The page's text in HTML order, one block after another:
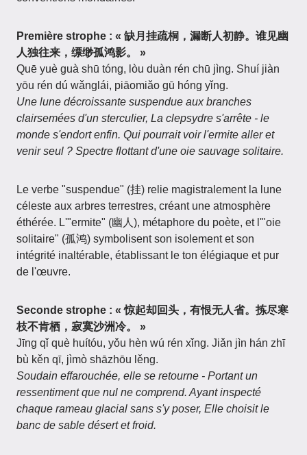
Première strophe : « 缺月挂疏桐，漏断人初静。谁见幽
人独往来，缥缈孤鸿影。 »
Quē yuè guà shū tóng, lòu duàn rén chū jìng. Shuí jiàn
yōu rén dú wǎnglái, piāomiǎo gū hóng yǐng.
Une lune décroissante suspendue aux branches
clairsemées d'un sterculier, La clepsydre s'arrête - le
monde s'endort enfin. Qui pourrait voir l'ermite aller et
venir seul ? Spectre flottant d'une oie sauvage solitaire.
Le verbe "suspendue" (挂) relie magistralement la lune
céleste aux arbres terrestres, créant une atmosphère
éthérée. L'"ermite" (幽人), métaphore du poète, et l'"oie
solitaire" (孤鸿) symbolisent son isolement et son
intégrité inaltérable, établissant le ton élégiaque et pur
de l'œuvre.
Seconde strophe : « 惊起却回头，有恨无人省。拣尽寒
枝不肯栖，寂寞沙洲冷。 »
Jīng qǐ què huítóu, yǒu hèn wú rén xǐng. Jiǎn jìn hán zhī
bù kěn qī, jìmò shāzhōu lěng.
Soudain effarouchée, elle se retourne - Portant un
ressentiment que nul ne comprend. Ayant inspecté
chaque rameau glacial sans s'y poser, Elle choisit le
banc de sable désert et froid.